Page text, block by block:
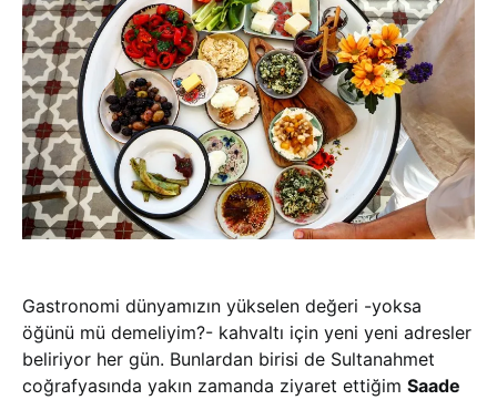
Gastronomi dünyamızın yükselen değeri -yoksa
öğünü mü demeliyim?- kahvaltı için yeni yeni adresler
beliriyor her gün. Bunlardan birisi de Sultanahmet
coğrafyasında yakın zamanda ziyaret ettiğim Saade